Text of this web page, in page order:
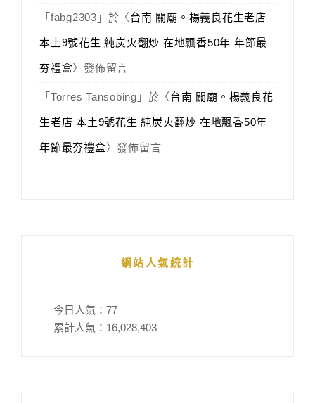
「 fabg2303 」於〈台南 關廟。楊義良花生老店
本土9號花生 純炭火翻炒 在地飄香50年 年節最
夯禮盒〉發佈留言
「 Torres Tansobing 」於〈台南 關廟。楊義良花
生老店 本土9號花生 純炭火翻炒 在地飄香50年
年節最夯禮盒〉發佈留言
網站人氣統計
今日人氣： 77
累計人氣： 16,028,403